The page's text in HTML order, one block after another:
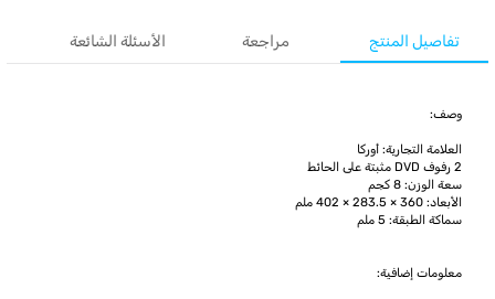
تفاصيل المنتج مراجعة الأسئلة الشائعة
وصف:
العلامة التجارية: أوركا
2 رفوف DVD مثبتة على الحائط
سعة الوزن: 8 كجم
الأبعاد: 360 × 283.5 × 402 ملم
سماكة الطبقة: 5 ملم
معلومات إضافية: